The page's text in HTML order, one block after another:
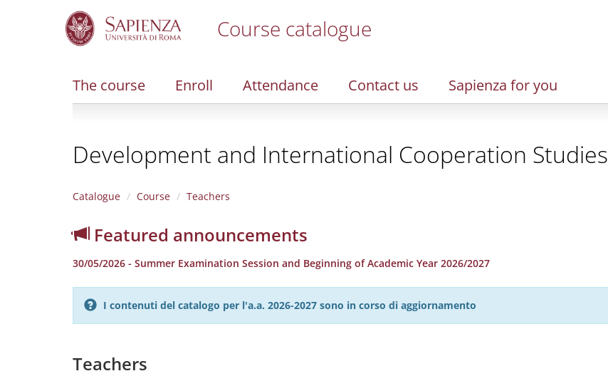
Course catalogue
The course Enroll Attendance Contact us Sapienza for you
Development and International Cooperation Studies
Catalogue Course Teachers
Featured announcements
30/05/2026 - Summer Examination Session and Beginning of Academic Year 2026/2027
I contenuti del catalogo per l'a.a. 2026-2027 sono in corso di aggiornamento
Teachers